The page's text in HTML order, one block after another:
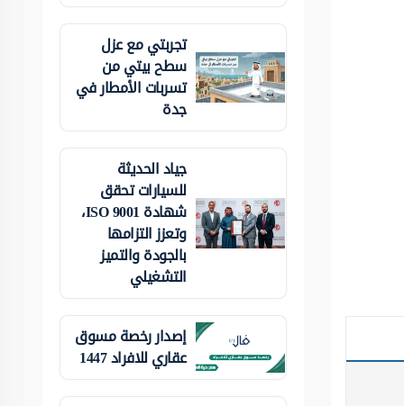
تجربتي مع عزل
سطح بيتي من
تسربات الأمطار في
جدة
جياد الحديثة
للسيارات تحقق
شهادة ISO 9001،
وتعزز التزامها
بالجودة والتميز
التشغيلي
إصدار رخصة مسوق
عقاري للافراد 1447